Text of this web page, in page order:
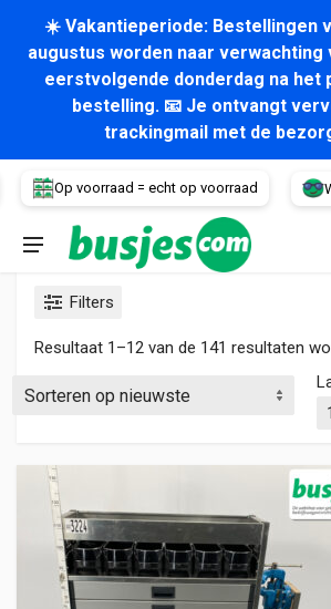
☀️ Vakantieperiode: Bestellingen
augustus worden naar verwachting
eerstvolgende donderdag na het
bestelling. 📧 Je ontvangt
trackingmail met de
Op voorraad = echt op voorraad Wat
Voertuig
Filters
Resultaat 1–12 van de 141 resultaten